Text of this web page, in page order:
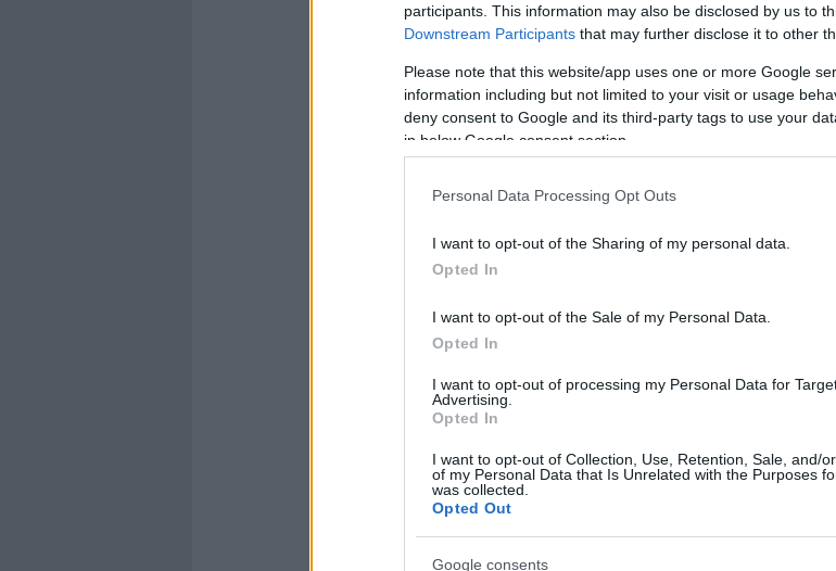
participants. This information may also be disclosed by us to
Downstream Participants that may further disclose it to other
Please note that this website/app uses one or more Google
information including but not limited to your visit or usage
deny consent to Google and its third-party tags to use your
in below Google consent section.
Personal Data Processing Opt Outs
I want to opt-out of the Sharing of my personal data.
Opted In
I want to opt-out of the Sale of my Personal Data.
Opted In
I want to opt-out of processing my Personal Data for
Advertising.
Opted In
I want to opt-out of Collection, Use, Retention, Sale, and/
of my Personal Data that Is Unrelated with the Purposes
was collected.
Opted Out
Google consents